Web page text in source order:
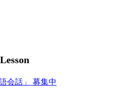
Lesson
募集中